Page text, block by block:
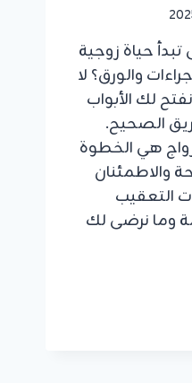
حياة زوجية
والورق؟ لا
لك الأبواب
الصحيح.
هي الخطوة
والاطمئنان
التعقيب
وما نرضى لك